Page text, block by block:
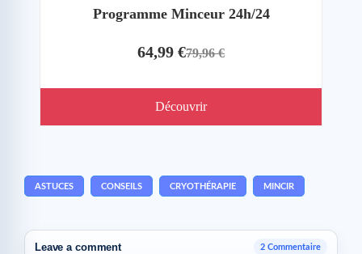
Programme Minceur 24h/24
64,99 €79,96 €
Découvrir
ASTUCES CONSEILS CRYOTHÉRAPIE MINCIR
Leave a comment 2 Commentaire